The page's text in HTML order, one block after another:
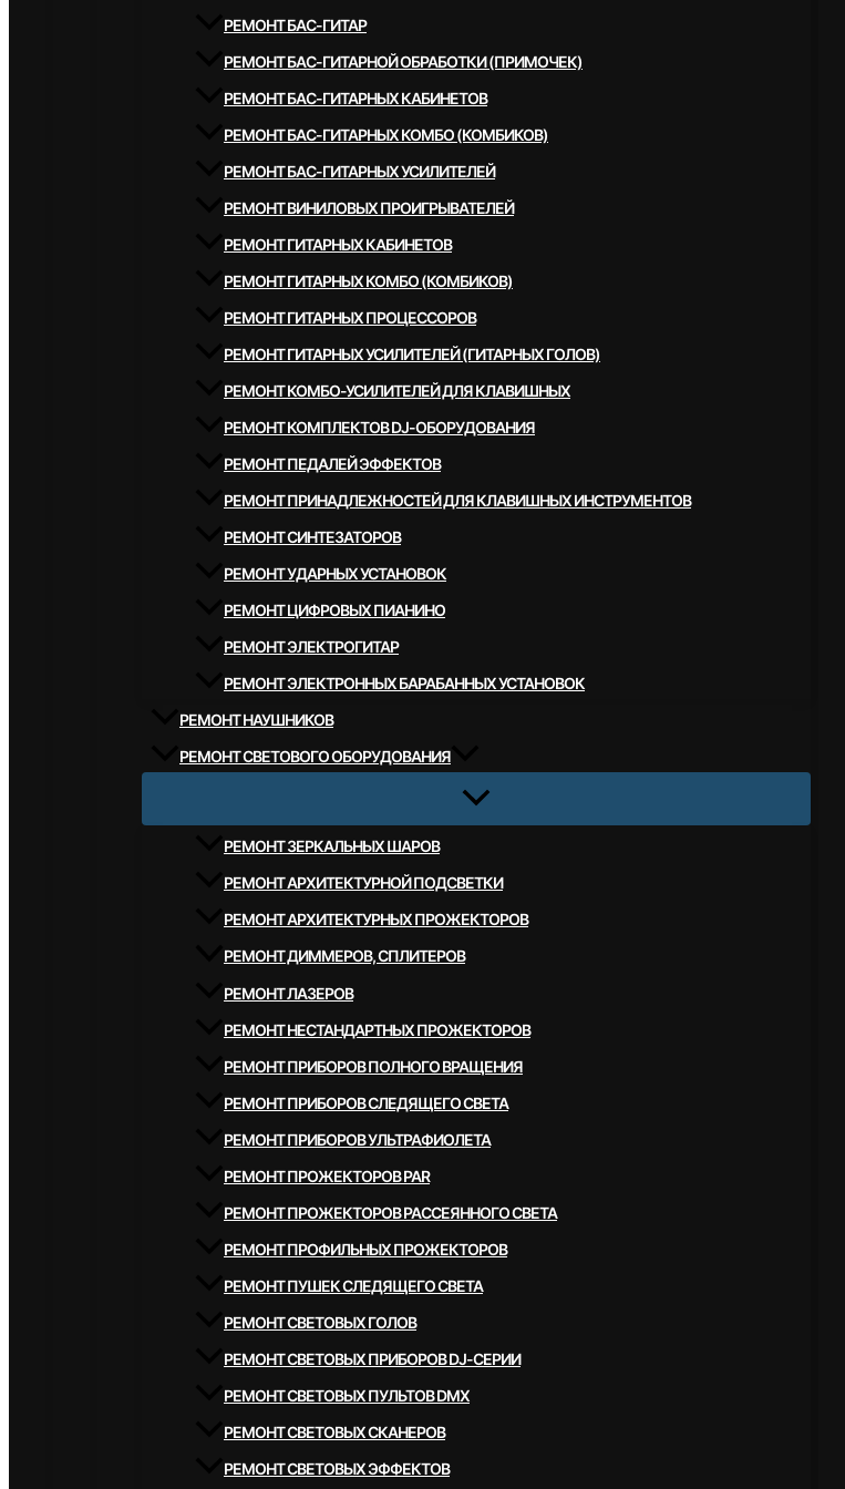
РЕМОНТ БАС-ГИТАР
РЕМОНТ БАС-ГИТАРНОЙ ОБРАБОТКИ (ПРИМОЧЕК)
РЕМОНТ БАС-ГИТАРНЫХ КАБИНЕТОВ
РЕМОНТ БАС-ГИТАРНЫХ КОМБО (КОМБИКОВ)
РЕМОНТ БАС-ГИТАРНЫХ УСИЛИТЕЛЕЙ
РЕМОНТ ВИНИЛОВЫХ ПРОИГРЫВАТЕЛЕЙ
РЕМОНТ ГИТАРНЫХ КАБИНЕТОВ
РЕМОНТ ГИТАРНЫХ КОМБО (КОМБИКОВ)
РЕМОНТ ГИТАРНЫХ ПРОЦЕССОРОВ
РЕМОНТ ГИТАРНЫХ УСИЛИТЕЛЕЙ (ГИТАРНЫХ ГОЛОВ)
РЕМОНТ КОМБО-УСИЛИТЕЛЕЙ ДЛЯ КЛАВИШНЫХ
РЕМОНТ КОМПЛЕКТОВ DJ-ОБОРУДОВАНИЯ
РЕМОНТ ПЕДАЛЕЙ ЭФФЕКТОВ
РЕМОНТ ПРИНАДЛЕЖНОСТЕЙ ДЛЯ КЛАВИШНЫХ ИНСТРУМЕНТОВ
РЕМОНТ СИНТЕЗАТОРОВ
РЕМОНТ УДАРНЫХ УСТАНОВОК
РЕМОНТ ЦИФРОВЫХ ПИАНИНО
РЕМОНТ ЭЛЕКТРОГИТАР
РЕМОНТ ЭЛЕКТРОННЫХ БАРАБАННЫХ УСТАНОВОК
РЕМОНТ НАУШНИКОВ
РЕМОНТ СВЕТОВОГО ОБОРУДОВАНИЯ
РЕМОНТ ЗЕРКАЛЬНЫХ ШАРОВ
РЕМОНТ АРХИТЕКТУРНОЙ ПОДСВЕТКИ
РЕМОНТ АРХИТЕКТУРНЫХ ПРОЖЕКТОРОВ
РЕМОНТ ДИММЕРОВ, СПЛИТЕРОВ
РЕМОНТ ЛАЗЕРОВ
РЕМОНТ НЕСТАНДАРТНЫХ ПРОЖЕКТОРОВ
РЕМОНТ ПРИБОРОВ ПОЛНОГО ВРАЩЕНИЯ
РЕМОНТ ПРИБОРОВ СЛЕДЯЩЕГО СВЕТА
РЕМОНТ ПРИБОРОВ УЛЬТРАФИОЛЕТА
РЕМОНТ ПРОЖЕКТОРОВ PAR
РЕМОНТ ПРОЖЕКТОРОВ РАССЕЯННОГО СВЕТА
РЕМОНТ ПРОФИЛЬНЫХ ПРОЖЕКТОРОВ
РЕМОНТ ПУШЕК СЛЕДЯЩЕГО СВЕТА
РЕМОНТ СВЕТОВЫХ ГОЛОВ
РЕМОНТ СВЕТОВЫХ ПРИБОРОВ DJ-СЕРИИ
РЕМОНТ СВЕТОВЫХ ПУЛЬТОВ DMX
РЕМОНТ СВЕТОВЫХ СКАНЕРОВ
РЕМОНТ СВЕТОВЫХ ЭФФЕКТОВ